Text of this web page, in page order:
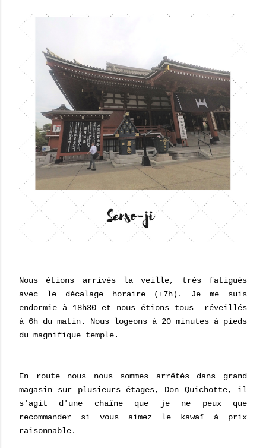
Nous étions arrivés la veille, très fatigués
avec le décalage horaire (+7h). Je me suis
endormie à 18h30 et nous étions tous réveillés
à 6h du matin. Nous logeons à 20 minutes à pieds
du magnifique temple.
En route nous nous sommes arrêtés dans grand
magasin sur plusieurs étages, Don Quichotte, il
s'agit d'une chaîne que je ne peux que
recommander si vous aimez le kawaï à prix
raisonnable.